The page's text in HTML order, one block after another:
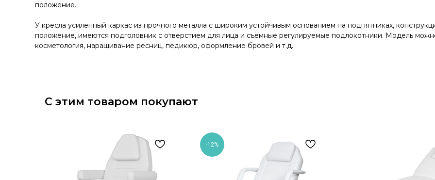
положение.
У кресла усиленный каркас из прочного металла с широким устойчивым основанием на подпятниках,
положение, имеются подголовник с отверстием для лица и съёмные регулируемые подлокотники. Модель
косметология, наращивание ресниц, педикюр, оформление бровей и т.д.
С этим товаром покупают
-12%